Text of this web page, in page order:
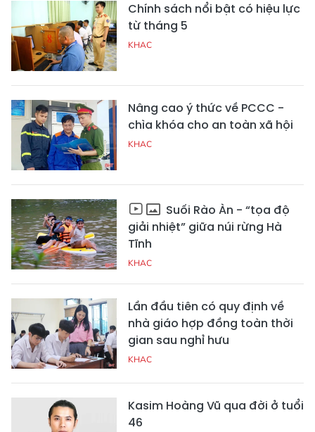
Chính sách nổi bật có hiệu lực
từ tháng 5
KHAC
Nâng cao ý thức về PCCC -
chìa khóa cho an toàn xã hội
KHAC
Suối Rào Àn - “tọa độ
giải nhiệt” giữa núi rừng Hà
Tĩnh
KHAC
Lần đầu tiên có quy định về
nhà giáo hợp đồng toàn thời
gian sau nghỉ hưu
KHAC
Kasim Hoàng Vũ qua đời ở tuổi
46